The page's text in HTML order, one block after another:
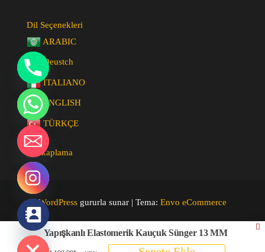
Dil Seçenekleri
ARABIC
Deustch
ITALIANO
ENGLISH
TÜRKÇE
spc kaplama
WordPress gururla sunar | Tema: Envo eCommerce
Yapışkanlı Elastomerik Kauçuk Sünger 13 MM
H
i
d
e
c
h
a
y